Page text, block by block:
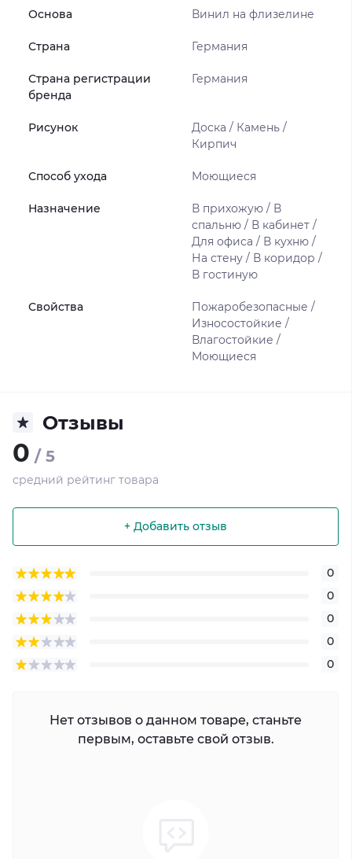
Основа Винил на флизелине
Страна Германия
Страна регистрации
бренда
Германия
Рисунок
Доска / Камень /
Кирпич
Способ ухода Моющиеся
Назначение
В прихожую / В
спальню / В кабинет /
Для офиса / В кухню /
На стену / В коридор /
В гостиную
Свойства
Пожаробезопасные /
Износостойкие /
Влагостойкие /
Моющиеся
Отзывы
0 / 5
средний рейтинг товара
+ Добавить отзыв
0
0
0
0
0
Нет отзывов о данном товаре, станьте
первым, оставьте свой отзыв.